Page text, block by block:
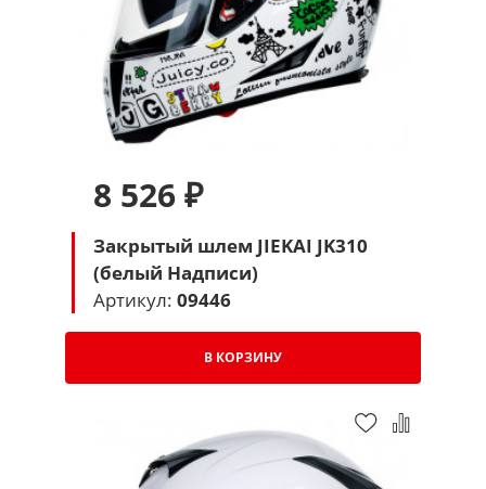
8 526 ₽
Закрытый шлем JIEKAI JK310
(белый Надписи)
Артикул: 09446
В КОРЗИНУ